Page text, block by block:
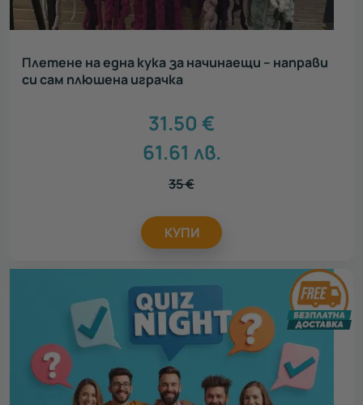
Плетене на една кука за начинаещи – направи
си сам плюшена играчка
31.50 €
61.61 лв.
35€
КУПИ